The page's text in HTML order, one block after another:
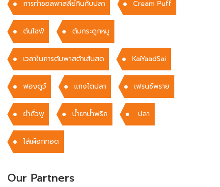
การทำซอลพาสลีย์กินกับปลา Cream Puff
ต้นไชฟ์ ต้มกระดูกหมู
เวลาในการต้มพาสต้าเส้นสด KaiYaadSai
ฟองดูว์ แกงไตปลา เฟรนช์พราย
ยำถั่วพู น้ำยาน้ำพริก ปลา
ไส้เผือกทอด
Our Partners